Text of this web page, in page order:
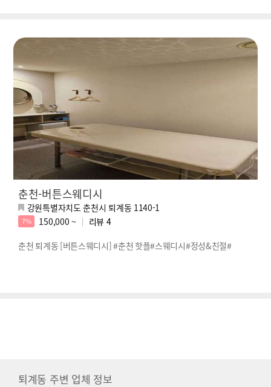
춘천-버튼스웨디시
강원특별자치도 춘천시 퇴계동 1140-1
7% 150,000 ~ 리뷰 4
춘천 퇴계동 [버튼스웨디시] #춘천 핫플#스웨디시#정성&친절#
퇴계동 주변 업체 정보